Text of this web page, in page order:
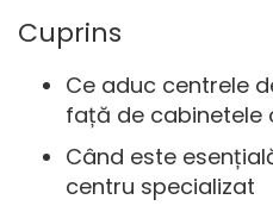
Cuprins
Ce aduc centrele
față de cabinetele
Când este
centru specializat